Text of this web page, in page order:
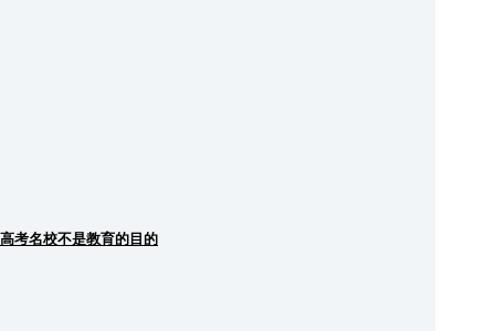
高考名校不是教育的目的